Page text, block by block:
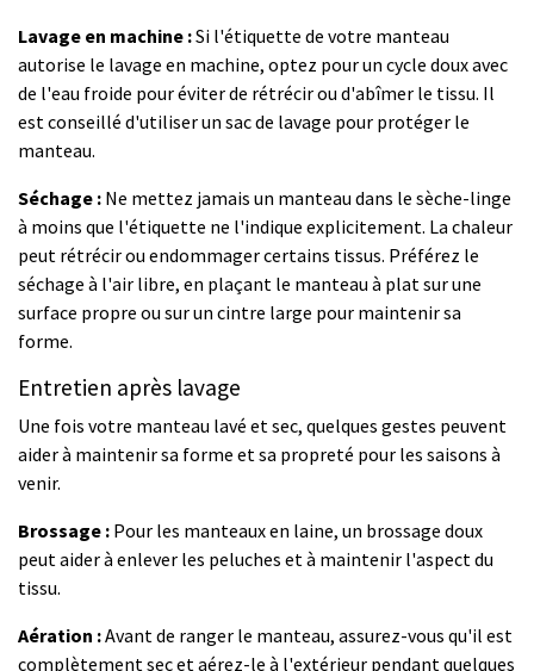
Lavage en machine :Si l'étiquette de votre manteau
autorise le lavage en machine, optez pour un cycle doux avec
de l'eau froide pour éviter de rétrécir ou d'abîmer le tissu. Il
est conseillé d'utiliser un sac de lavage pour protéger le
manteau.
Séchage : Ne mettez jamais un manteau dans le sèche-linge
à moins que l'étiquette ne l'indique explicitement. La chaleur
peut rétrécir ou endommager certains tissus. Préférez le
séchage à l'air libre, en plaçant le manteau à plat sur une
surface propre ou sur un cintre large pour maintenir sa
forme.
Entretien après lavage
Une fois votre manteau lavé et sec, quelques gestes peuvent
aider à maintenir sa forme et sa propreté pour les saisons à
venir.
Brossage : Pour les manteaux en laine, un brossage doux
peut aider à enlever les peluches et à maintenir l'aspect du
tissu.
Aération :Avant de ranger le manteau, assurez-vous qu'il est
complètement sec et aérez-le à l'extérieur pendant quelques